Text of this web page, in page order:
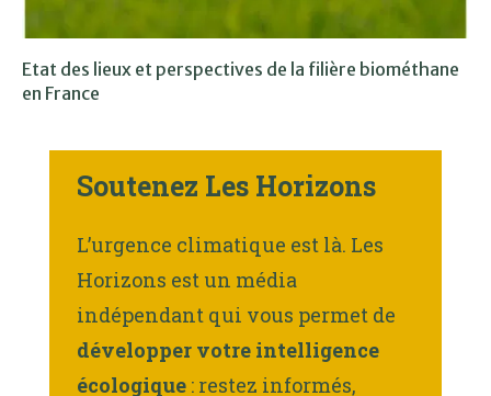
Etat des lieux et perspectives de la filière biométhane
en France
Soutenez Les Horizons
L’urgence climatique est là. Les
Horizons est un média
indépendant qui vous permet de
développer votre intelligence
écologique : restez informés,